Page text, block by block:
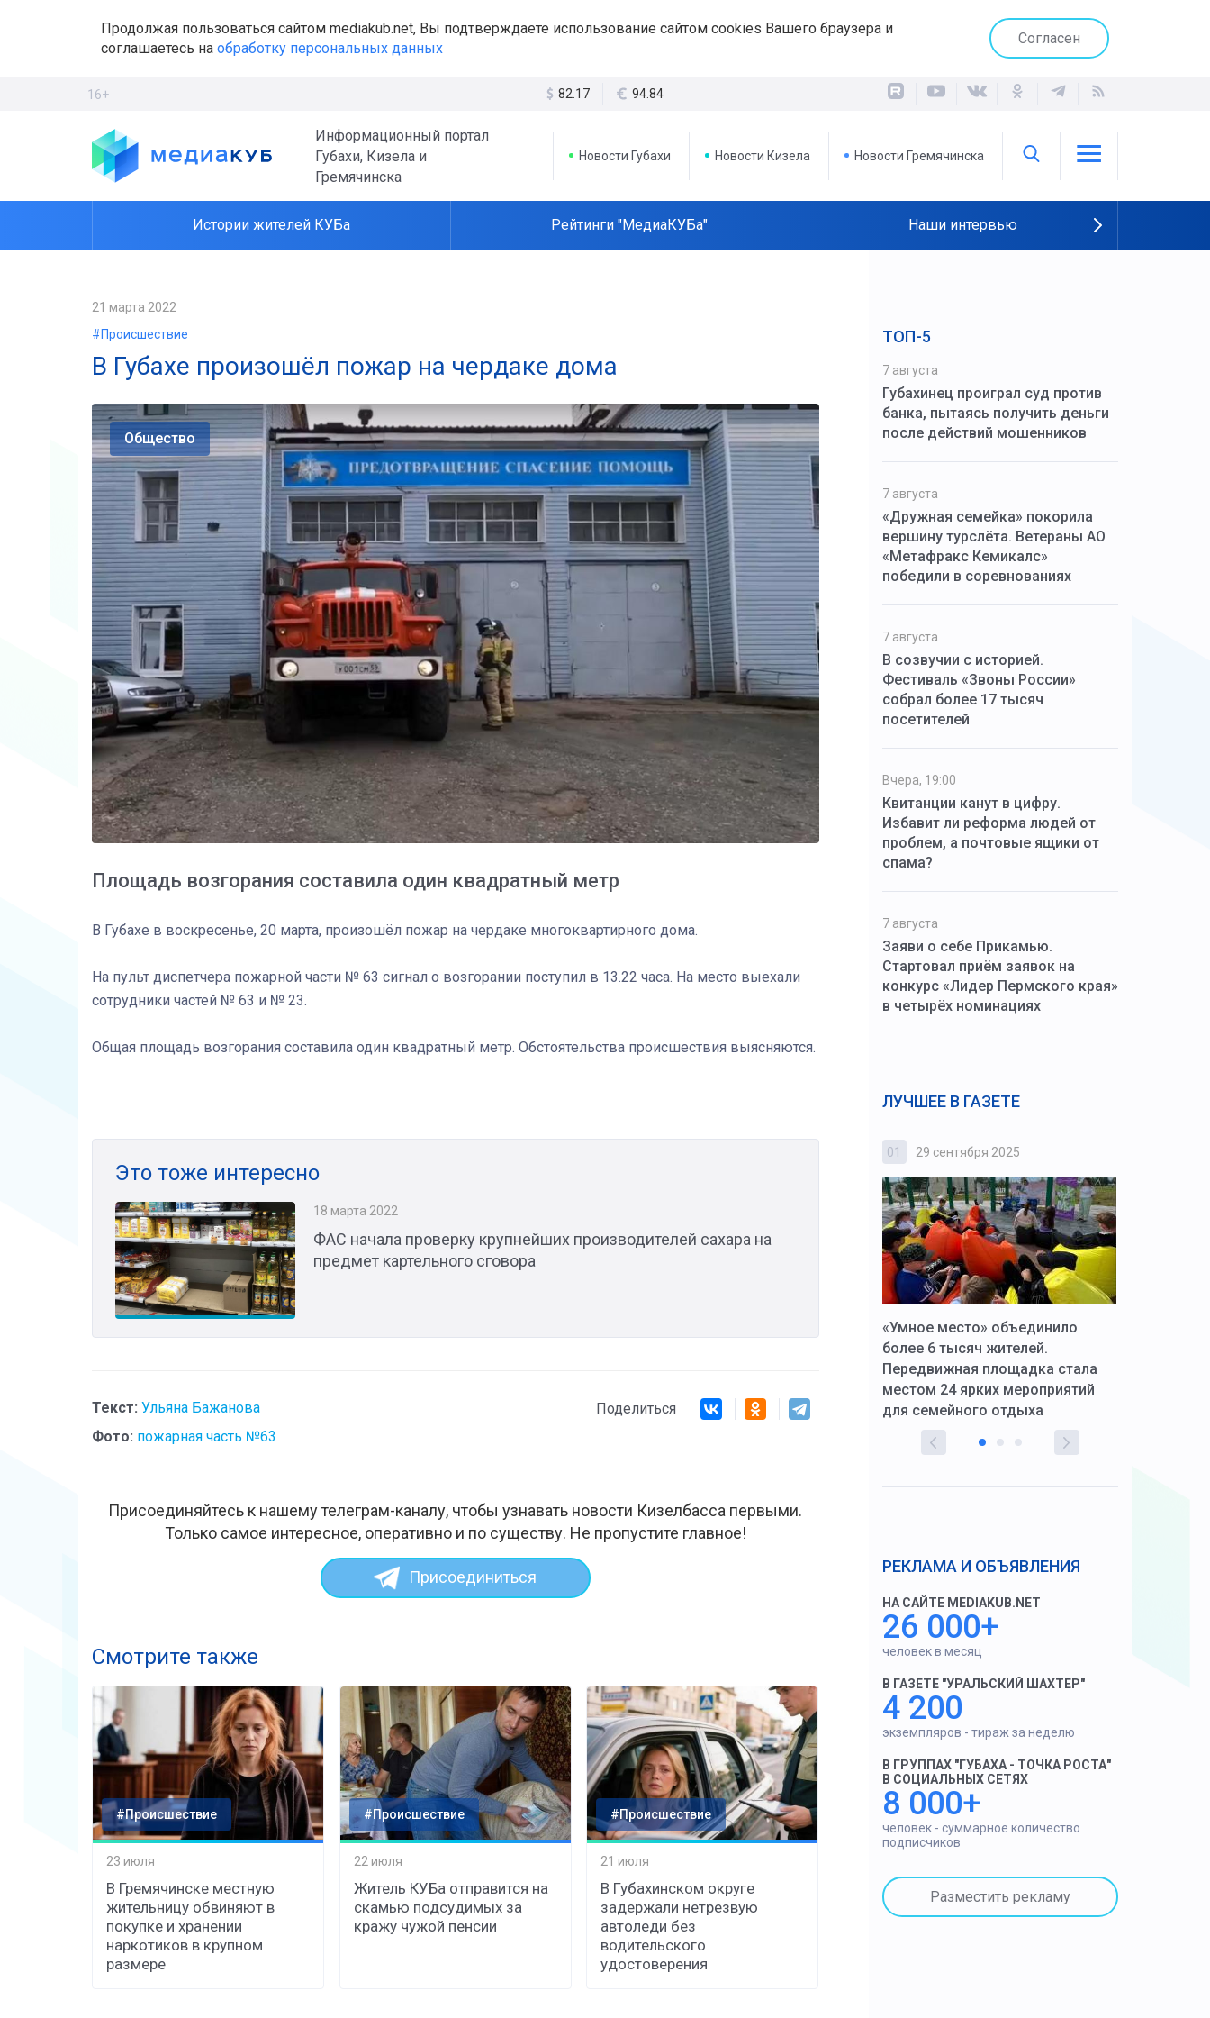
Продолжая пользоваться сайтом mediakub.net, Вы подтверждаете использование сайтом cookies Вашего браузера и
соглашаетесь на обработку персональных данных
Согласен
16+ 82.17 94.84
Информационный портал
Губахи, Кизела и
Гремячинска
Новости Губахи Новости Кизела Новости Гремячинска
Истории жителей КУБа Рейтинги "МедиаКУБа" Наши интервью
21 марта 2022
#Происшествие
В Губахе произошёл пожар на чердаке дома
Общество
Площадь возгорания составила один квадратный метр
В Губахе в воскресенье, 20 марта, произошёл пожар на чердаке многоквартирного дома.
На пульт диспетчера пожарной части № 63 сигнал о возгорании поступил в 13.22 часа. На место выехали
сотрудники частей № 63 и № 23.
Общая площадь возгорания составила один квадратный метр. Обстоятельства происшествия выясняются.
Это тоже интересно
18 марта 2022
​ФАС начала проверку крупнейших производителей сахара на
предмет картельного сговора
Текст: Ульяна Бажанова
Фото: пожарная часть №63
Поделиться
Присоединяйтесь к нашему телеграм-каналу, чтобы узнавать новости Кизелбасса первыми.
Только самое интересное, оперативно и по существу. Не пропустите главное!
Присоединиться
Смотрите также
#Происшествие
23 июля
В Гремячинске местную
жительницу обвиняют в
покупке и хранении
наркотиков в крупном
размере
#Происшествие
22 июля
Житель КУБа отправится на
скамью подсудимых за
кражу чужой пенсии
#Происшествие
21 июля
В Губахинском округе
задержали нетрезвую
автоледи без
водительского
удостоверения
ТОП-5
7 августа
Губахинец проиграл суд против
банка, пытаясь получить деньги
после действий мошенников
7 августа
«Дружная семейка» покорила
вершину турслёта. Ветераны АО
«Метафракс Кемикалс»
победили в соревнованиях
7 августа
В созвучии с историей.
Фестиваль «Звоны России»
собрал более 17 тысяч
посетителей
Вчера, 19:00
Квитанции канут в цифру.
Избавит ли реформа людей от
проблем, а почтовые ящики от
спама?
7 августа
Заяви о себе Прикамью.
Стартовал приём заявок на
конкурс «Лидер Пермского края»
в четырёх номинациях
ЛУЧШЕЕ В ГАЗЕТЕ
мечту
01 29 сентября 2025
«Умное место» объединило
более 6 тысяч жителей.
Передвижная площадка стала
местом 24 ярких мероприятий
для семейного отдыха
РЕКЛАМА И ОБЪЯВЛЕНИЯ
НА САЙТЕ MEDIAKUB.NET
26 000+
человек в месяц
В ГАЗЕТЕ "УРАЛЬСКИЙ ШАХТЕР"
4 200
экземпляров - тираж за неделю
В ГРУППАХ "ГУБАХА - ТОЧКА РОСТА"
В СОЦИАЛЬНЫХ СЕТЯХ
8 000+
человек - суммарное количество
подписчиков
Разместить рекламу